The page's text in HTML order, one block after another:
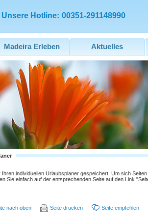
Unsere Hotline: 00351-291148990
Madeira Erleben Aktuelles
individuellen Urlaubsplaner gespeichert. Um sich
Sie einfach auf der entsprechenden Seite auf den Link
nach oben Seite drucken Seite empfehlen